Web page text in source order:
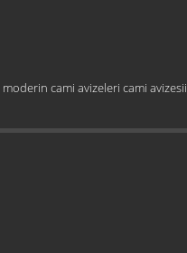
moderin cami avizeleri cami avizesii